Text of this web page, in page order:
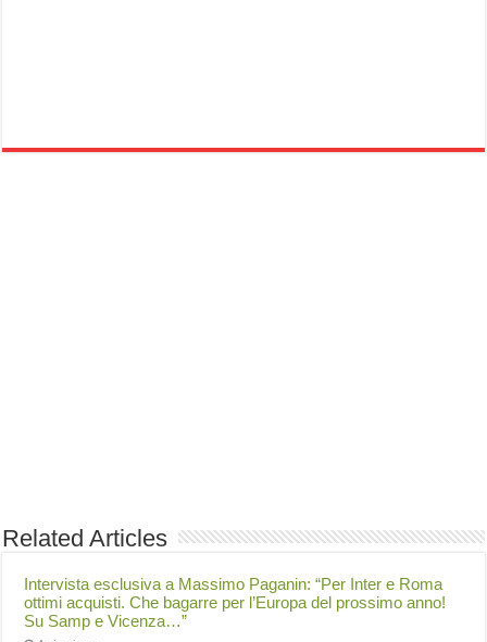
Related Articles
Intervista esclusiva a Massimo Paganin: “Per Inter e Roma
ottimi acquisti. Che bagarre per l’Europa del prossimo anno!
Su Samp e Vicenza…”